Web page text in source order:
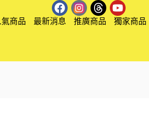
氣商品 最新消息 推廣商品 獨家商品